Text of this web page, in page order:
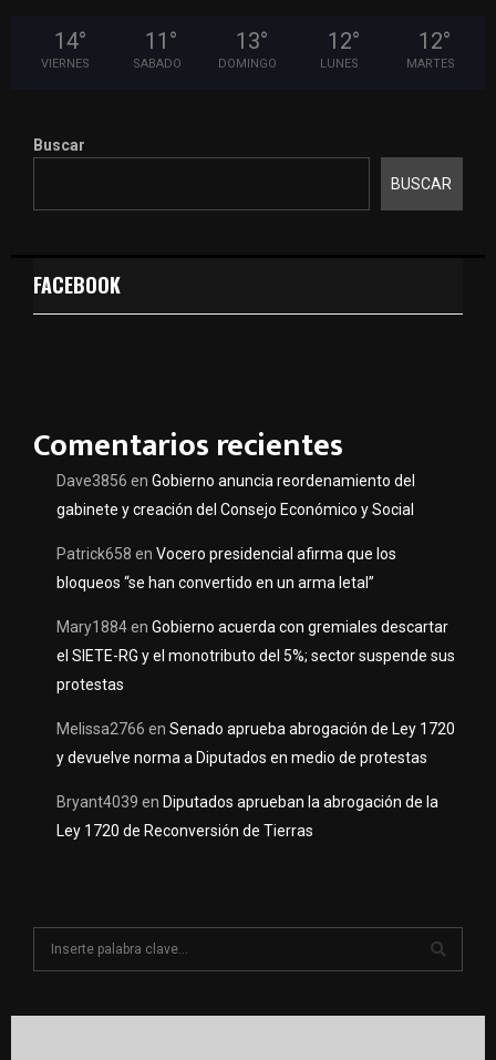
14°
VIERNES
11 °
SABADO
13°
DOMINGO
12°
LUNES
12°
MARTES
Buscar
BUSCAR
FACEBOOK
Comentarios recientes
Dave3856 en Gobierno anuncia reordenamiento del
gabinete y creación del Consejo Económico y Social
Patrick658 en Vocero presidencial afirma que los
bloqueos “se han convertido en un arma letal”
Mary1884en Gobierno acuerda con gremiales descartar
el SIETE-RG y el monotributo del 5%; sector suspende sus
protestas
Melissa2766 en Senado aprueba abrogación de Ley 1720
y devuelve norma a Diputados en medio de protestas
Bryant4039 en Diputados aprueban la abrogación de la
Ley 1720 de Reconversión de Tierras